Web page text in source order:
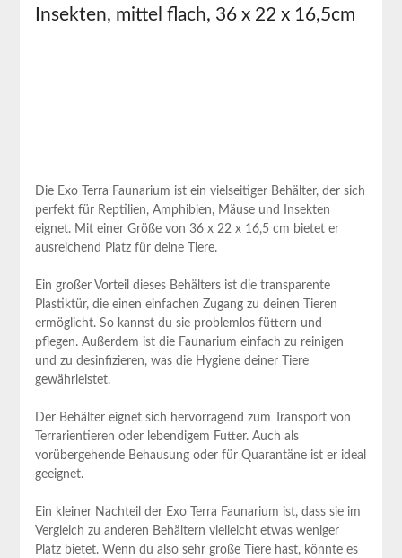
⁤Insekten, ‌mittel ‍flach,⁣ 36 x 22 x 16,5cm
Die Exo Terra‍ Faunarium ist ein vielseitiger‍ Behälter,‌ der⁤ sich⁤
perfekt für Reptilien,⁣ Amphibien, Mäuse und Insekten
eignet. Mit einer ​Größe von 36 ⁤x 22⁣ x 16,5 cm bietet​ er
ausreichend Platz für deine Tiere.
Ein großer Vorteil dieses Behälters ist die⁤ transparente
Plastiktür, die‌ einen einfachen ‌Zugang zu deinen Tieren
ermöglicht. ‌So kannst du ⁢sie problemlos füttern und‍
pflegen.⁢ Außerdem⁢ ist die ‍Faunarium einfach⁣ zu reinigen
und zu desinfizieren, was die Hygiene deiner Tiere‍
gewährleistet.
Der Behälter eignet sich hervorragend zum Transport von
⁣Terrarientieren oder ⁤lebendigem Futter. Auch⁣ als
vorübergehende Behausung oder für Quarantäne ‍ist ​er ideal‌
geeignet.
Ein kleiner ‌Nachteil der‍ Exo⁤ Terra Faunarium ist, dass⁢ sie im
Vergleich zu anderen Behältern vielleicht etwas weniger
Platz bietet. Wenn du also sehr große Tiere hast, ‍könnte ⁣es